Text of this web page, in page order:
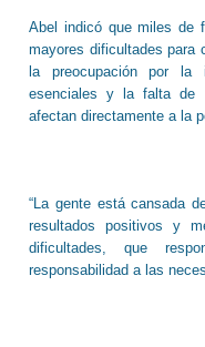
Abel indicó que miles de
mayores dificultades para
la preocupación por la
esenciales y la falta de
afectan directamente a la
“La gente está cansada
resultados positivos y
dificultades, que
responsabilidad a las